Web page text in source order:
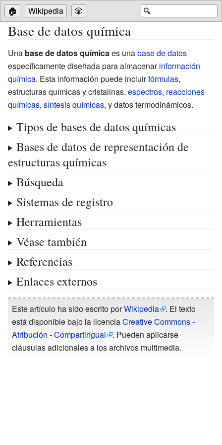
🔍
🏠 Wikipedia 🎲
Base de datos química
Una base de datos química es unabase de datos
específicamente diseñada para almacenarinformación
química. Esta información puede incluirfórmulas,
estructuras químicas y cristalinas, espectros, reacciones
químicas, síntesis químicas, y datos termodinámicos.
Tipos de bases de datos químicas
Bases de datos de representación de
estructuras químicas
Búsqueda
Sistemas de registro
Herramientas
Véase también
Referencias
Enlaces externos
Este artículo ha sido escrito porWikipedia
. El texto
está disponible bajo la licenciaCreative Commons -
Atribución - CompartirIgual
. Pueden aplicarse
cláusulas adicionales a los archivos multimedia.